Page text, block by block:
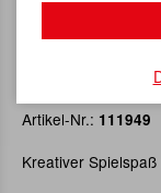
Artikel-Nr.: 111949
Kreativer